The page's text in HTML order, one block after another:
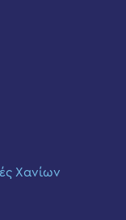
Χανίων